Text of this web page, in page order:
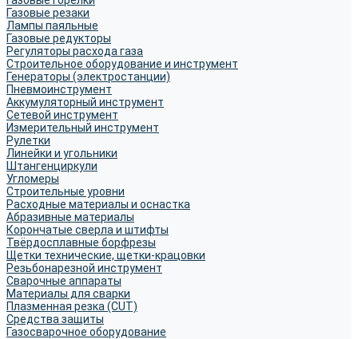
Газовые резаки
Лампы паяльные
Газовые редукторы
Регуляторы расхода газа
Строительное оборудование и инструмент
Генераторы (электростанции)
Пневмоинструмент
Аккумуляторный инструмент
Сетевой инструмент
Измерительный инструмент
Рулетки
Линейки и угольники
Штангенциркули
Угломеры
Строительные уровни
Расходные материалы и оснастка
Абразивные материалы
Корончатые сверла и штифты
Твёрдосплавные борфрезы
Щетки технические, щетки-крацовки
Резьбонарезной инструмент
Сварочные аппараты
Материалы для сварки
Плазменная резка (CUT)
Средства защиты
Газосварочное оборудование